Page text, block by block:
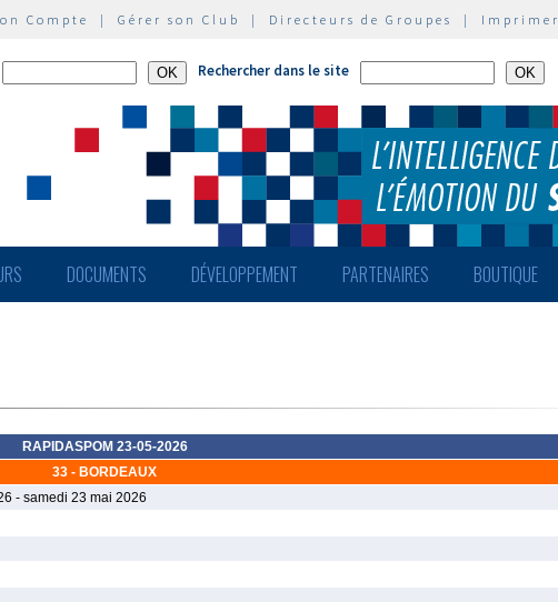
Compte | Gérer son Club | Directeurs de Groupes | Imprimer
Rechercher dans le site
DOCUMENTS DÉVELOPPEMENT PARTENAIRES BOUTIQUE
RAPIDASPOM 23-05-2026
33 - BORDEAUX
- samedi 23 mai 2026